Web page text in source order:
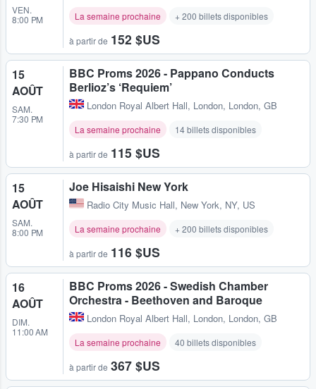
VEN.
8:00 PM
La semaine prochaine + 200 billets disponibles
à partir de 152 $US
15
AOÛT
SAM.
7:30 PM
BBC Proms 2026 - Pappano Conducts
Berlioz’s ‘Requiem’
London Royal Albert Hall, London, London, GB
La semaine prochaine 14 billets disponibles
à partir de 115 $US
15
AOÛT
SAM.
8:00 PM
Joe Hisaishi New York
Radio City Music Hall, New York, NY, US
La semaine prochaine + 200 billets disponibles
à partir de 116 $US
16
AOÛT
DIM.
11:00 AM
BBC Proms 2026 - Swedish Chamber
Orchestra - Beethoven and Baroque
London Royal Albert Hall, London, London, GB
La semaine prochaine 40 billets disponibles
à partir de 367 $US